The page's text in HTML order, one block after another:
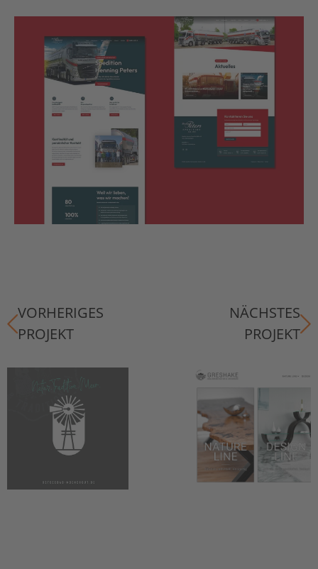
VORHERIGES
PROJEKT
NÄCHSTES
PROJEKT